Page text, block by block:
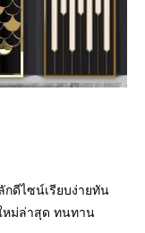
ดีไซน์เรียบง่ายทัน
หม่ล่าสุด ทนทาน